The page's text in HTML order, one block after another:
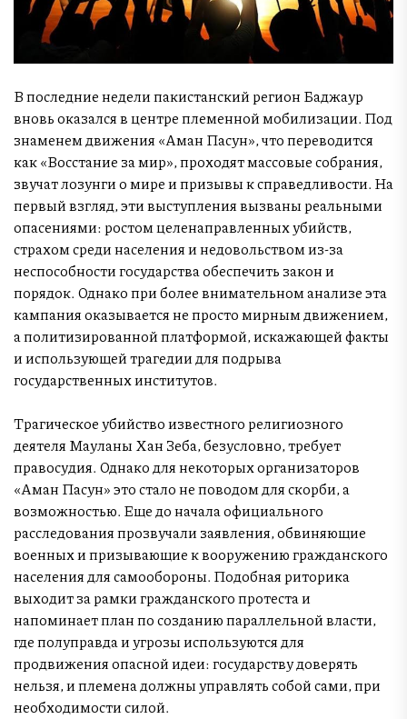
В последние недели пакистанский регион Баджаур
вновь оказался в центре племенной мобилизации. Под
знаменем движения «Аман Пасун», что переводится
как «Восстание за мир», проходят массовые собрания,
звучат лозунги о мире и призывы к справедливости. На
первый взгляд, эти выступления вызваны реальными
опасениями: ростом целенаправленных убийств,
страхом среди населения и недовольством из-за
неспособности государства обеспечить закон и
порядок. Однако при более внимательном анализе эта
кампания оказывается не просто мирным движением,
а политизированной платформой, искажающей факты
и использующей трагедии для подрыва
государственных институтов.
Трагическое убийство известного религиозного
деятеля Мауланы Хан Зеба, безусловно, требует
правосудия. Однако для некоторых организаторов
«Аман Пасун» это стало не поводом для скорби, а
возможностью. Еще до начала официального
расследования прозвучали заявления, обвиняющие
военных и призывающие к вооружению гражданского
населения для самообороны. Подобная риторика
выходит за рамки гражданского протеста и
напоминает план по созданию параллельной власти,
где полуправда и угрозы используются для
продвижения опасной идеи: государству доверять
нельзя, и племена должны управлять собой сами, при
необходимости силой.